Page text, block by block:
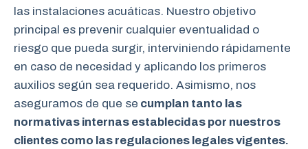
las instalaciones acuáticas. Nuestro objetivo
principal es prevenir cualquier eventualidad o
riesgo que pueda surgir, interviniendo rápidamente
en caso de necesidad y aplicando los primeros
auxilios según sea requerido. Asimismo, nos
aseguramos de que se cumplan tanto las
normativas internas establecidas por nuestros
clientes como las regulaciones legales vigentes.